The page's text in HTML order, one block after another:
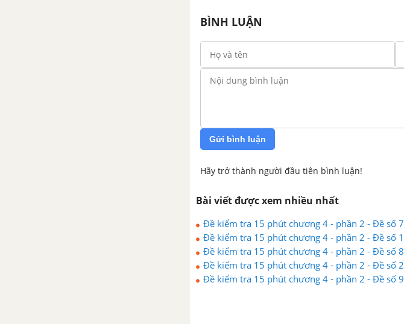
BÌNH LUẬN
Gửi bình luận
Hãy trở thành người đầu tiên bình luận!
Bài viết được xem nhiều nhất
Đề kiểm tra 15 phút chương 4 - phần 2 - Đề số 7
Đề kiểm tra 15 phút chương 4 - phần 2 - Đề số 1
Đề kiểm tra 15 phút chương 4 - phần 2 - Đề số 8
Đề kiểm tra 15 phút chương 4 - phần 2 - Đề số 2
Đề kiểm tra 15 phút chương 4 - phần 2 - Đề số 9